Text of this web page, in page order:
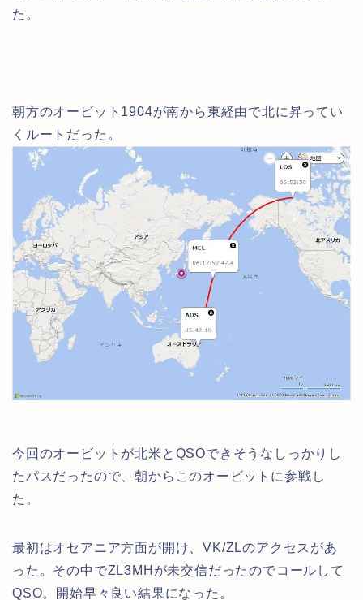
た。
朝方のオービット1904が南から東経由で北に昇ってい
くルートだった。
今回のオービットが北米とQSOできそうなしっかりし
たパスだったので、朝からこのオービットに参戦し
た。
最初はオセアニア方面が開け、VK/ZLのアクセスがあ
った。その中でZL3MHが未交信だったのでコールして
QSO。開始早々良い結果になった。